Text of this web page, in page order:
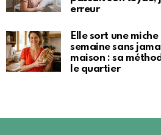
erreur
Elle sort une
semaine sans
maison : sa
le quartier